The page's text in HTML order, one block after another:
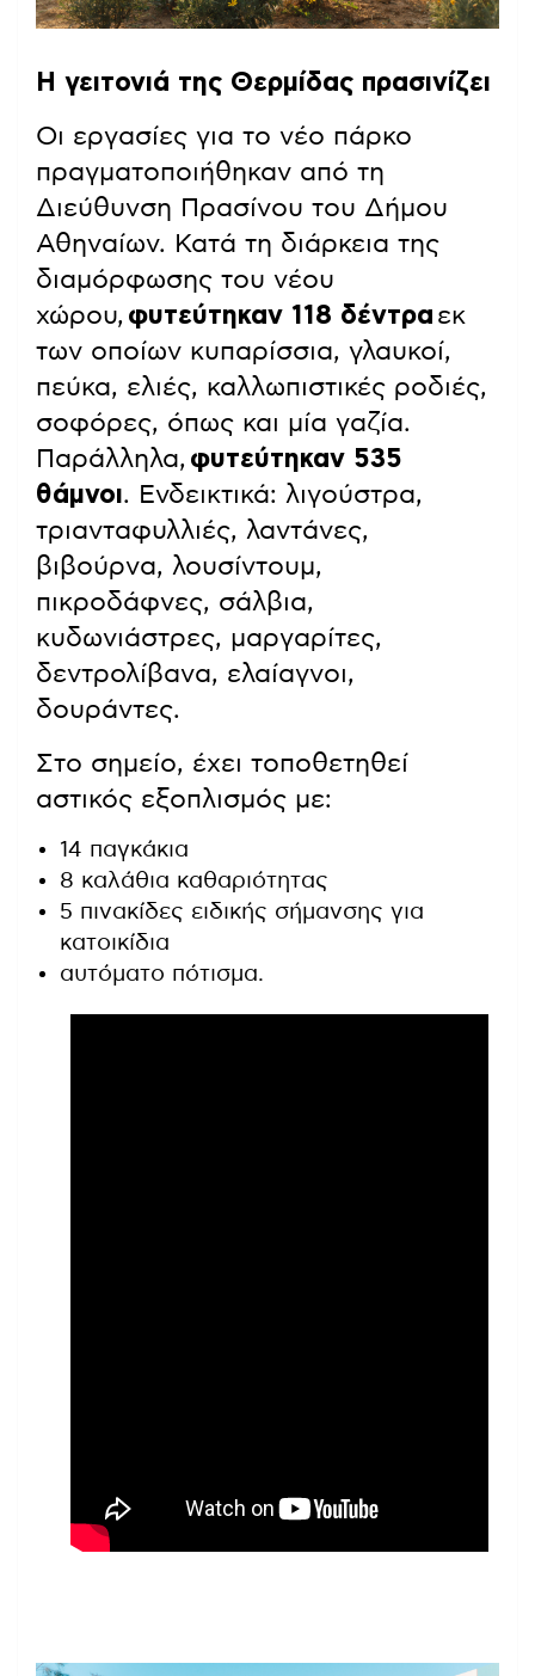
Η γειτονιά της Θερμίδας πρασινίζει
Οι εργασίες για το νέο πάρκο
πραγματοποιήθηκαν από τη
Διεύθυνση Πρασίνου του Δήμου
Αθηναίων. Κατά τη διάρκεια της
διαμόρφωσης του νέου
χώρου, φυτεύτηκαν 118 δέντρα εκ
των οποίων κυπαρίσσια, γλαυκοί,
πεύκα, ελιές, καλλωπιστικές ροδιές,
σοφόρες, όπως και μία γαζία.
Παράλληλα, φυτεύτηκαν 535
θάμνοι. Ενδεικτικά: λιγούστρα,
τριανταφυλλιές, λαντάνες,
βιβούρνα, λουσίντουμ,
πικροδάφνες, σάλβια,
κυδωνιάστρες, μαργαρίτες,
δεντρολίβανα, ελαίαγνοι,
δουράντες.
Στο σημείο, έχει τοποθετηθεί
αστικός εξοπλισμός με:
14 παγκάκια
8 καλάθια καθαριότητας
5 πινακίδες ειδικής σήμανσης για
κατοικίδια
αυτόματο πότισμα.